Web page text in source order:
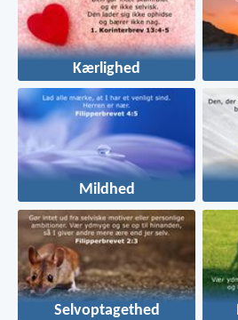
Kærlighed
Mildhed
Selvoptagethed